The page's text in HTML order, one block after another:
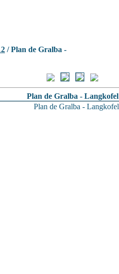
/ Plan de Gralba -
Plan de Gralba - Langkofel